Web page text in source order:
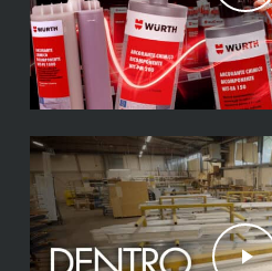
Play Video